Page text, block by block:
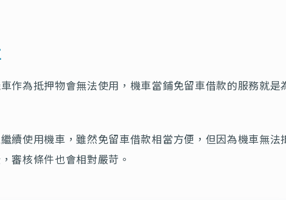
作為抵押物會無法使用，機車當鋪免留車借款的服務就是
續使用機車，雖然免留車借款相當方便，但因為機車無法
審核條件也會相對嚴苛。